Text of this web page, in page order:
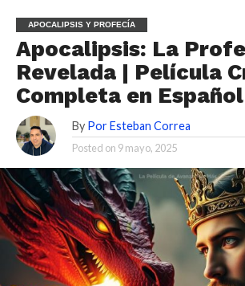
APOCALIPSIS Y PROFECÍA
Apocalipsis: La
Revelada | Película
Completa en Español
By Por Esteban Correa
Posted on 9 mayo, 2025